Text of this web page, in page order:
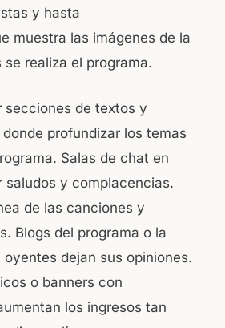
y hasta
muestra las imágenes de la
realiza el programa.
secciones de textos y
profundizar los temas
Salas de chat en
saludos y complacencias.
de las canciones y
Blogs del programa o la
oyentes dejan sus opiniones.
o banners con
los ingresos tan